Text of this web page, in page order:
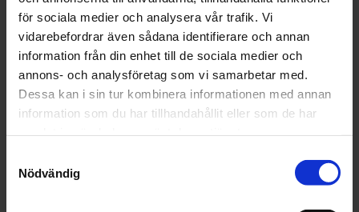
för sociala medier och analysera vår trafik. Vi
vidarebefordrar även sådana identifierare och annan
information från din enhet till de sociala medier och
annons- och analysföretag som vi samarbetar med.
Dessa kan i sin tur kombinera informationen med annan
information som du har tillhandahållit eller som de har
Nödvändig
Finns i lager
Inkl. moms: 327 kr
Lägg i varukorgen
Fri frakt över 1500kr
Leverans inom 1-5 dagar